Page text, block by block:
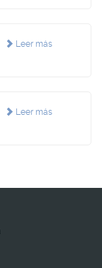
Leer más
Leer más